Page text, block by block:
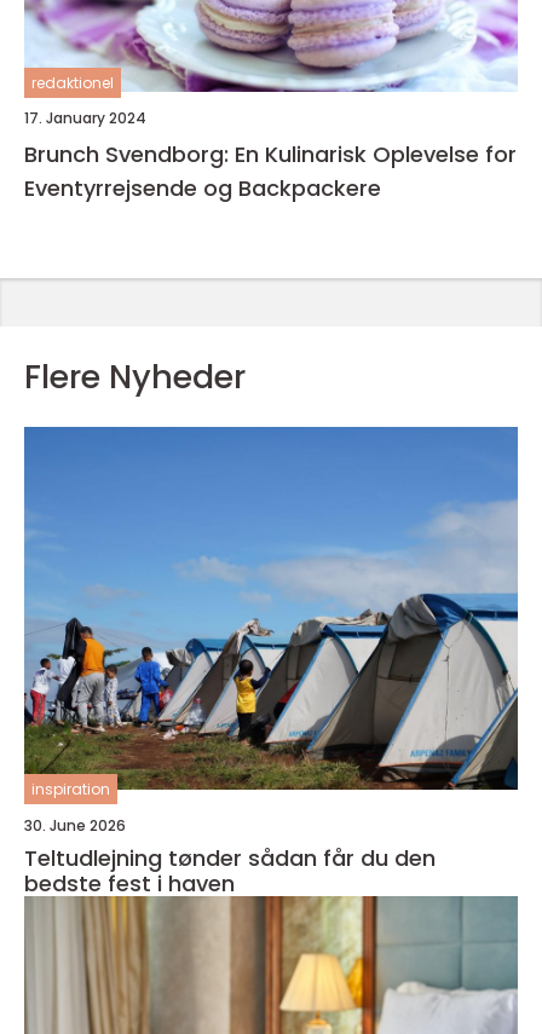
redaktionel
17. January 2024
Brunch Svendborg: En Kulinarisk Oplevelse for
Eventyrrejsende og Backpackere
Flere Nyheder
inspiration
30. June 2026
Teltudlejning tønder sådan får du den
bedste fest i haven